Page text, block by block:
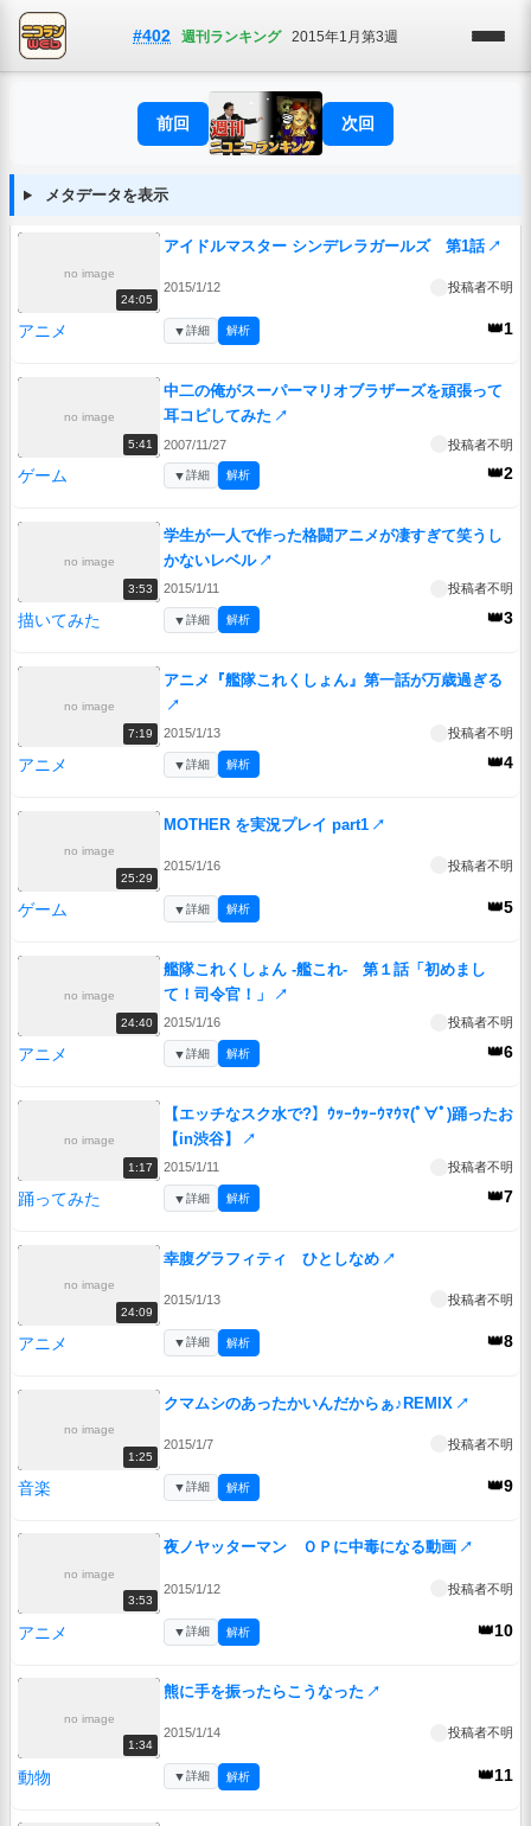
#402 週刊ランキング 2015年1月第3週
前回 次回
メタデータを表示
no image
24:05
アイドルマスター シンデレラガールズ 第1話 ↗
2015/1/12 投稿者不明
アニメ 👑1
▼詳細 解析
no image
5:41
中二の俺がスーパーマリオブラザーズを頑張って
耳コピしてみた ↗
2007/11/27 投稿者不明
ゲーム 👑2
▼詳細 解析
no image
3:53
学生が一人で作った格闘アニメが凄すぎて笑うし
かないレベル ↗
2015/1/11 投稿者不明
描いてみた 👑3
▼詳細 解析
no image
7:19
アニメ『艦隊これくしょん』第一話が万歳過ぎる
↗
2015/1/13 投稿者不明
アニメ 👑4
▼詳細 解析
no image
25:29
MOTHER を実況プレイ part1 ↗
2015/1/16 投稿者不明
ゲーム 👑5
▼詳細 解析
no image
24:40
艦隊これくしょん -艦これ- 第１話「初めまし
て！司令官！」
↗
2015/1/16 投稿者不明
アニメ 👑6
▼詳細 解析
no image
1:17
【エッチなスク水で?】ｳｯｰｳｯｰｳﾏｳﾏ(ﾟ∀ﾟ)踊ったお
【in渋谷】
↗
2015/1/11 投稿者不明
踊ってみた 👑7
▼詳細 解析
no image
24:09
幸腹グラフィティ ひとしなめ ↗
2015/1/13 投稿者不明
アニメ 👑8
▼詳細 解析
no image
1:25
クマムシのあったかいんだからぁ♪REMIX ↗
2015/1/7 投稿者不明
音楽 👑9
▼詳細 解析
no image
3:53
夜ノヤッターマン ＯＰに中毒になる動画 ↗
2015/1/12 投稿者不明
アニメ 👑10
▼詳細 解析
no image
1:34
熊に手を振ったらこうなった ↗
2015/1/14 投稿者不明
動物 👑11
▼詳細 解析